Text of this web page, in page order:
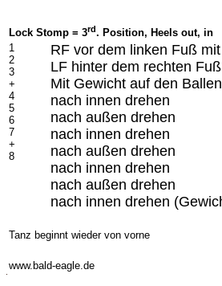
Lock Stomp = 3rd. Position, Heels out, in
1
2
3
+
4
5
6
7
+
8
RF vor dem linken Fuß
LF hinter dem rechten
Mit Gewicht auf den
nach innen drehen
nach außen drehen
nach innen drehen
nach außen drehen
nach innen drehen
nach außen drehen
nach innen drehen
Tanz beginnt wieder von vorne
www.bald-eagle.de